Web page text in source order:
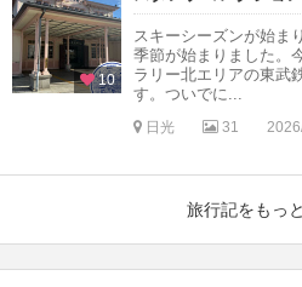
10
スキーシーズンが始ま
季節が始まりました。
ラリー北エリアの東武
す。ついでに...
日光 31
旅行記をもっ